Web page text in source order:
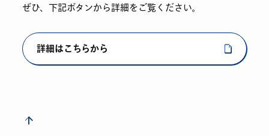
ぜひ、下記ボタンから詳細をご覧ください。
詳細はこちらから